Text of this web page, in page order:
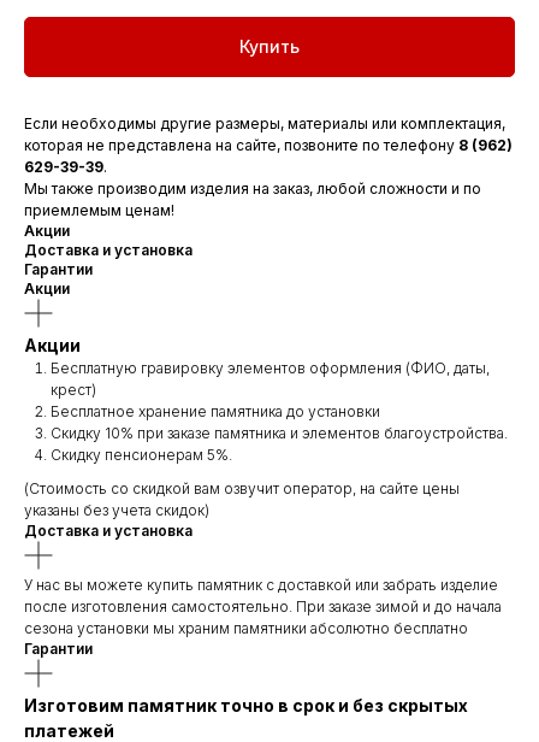
Купить
Если необходимы другие размеры, материалы или комплектация,
которая не представлена на сайте, позвоните по телефону 8 (962)
629-39-39.
Мы также производим изделия на заказ, любой сложности и по
приемлемым ценам!
Акции
Доставка и установка
Гарантии
Акции
Акции
Бесплатную гравировку элементов оформления (ФИО, даты,
крест)
Бесплатное хранение памятника до установки
Скидку 10% при заказе памятника и элементов благоустройства.
Скидку пенсионерам 5%.
(Стоимость со скидкой вам озвучит оператор, на сайте цены
указаны без учета скидок)
Доставка и установка
У нас вы можете купить памятник с доставкой или забрать изделие
после изготовления самостоятельно. При заказе зимой и до начала
сезона установки мы храним памятники абсолютно бесплатно
Гарантии
Изготовим памятник точно в срок и без скрытых
платежей